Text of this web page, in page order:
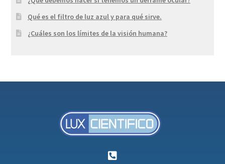
Qué es el filtro de luz azul y para qué sirve.
¿Cuáles son los límites de la visión humana?